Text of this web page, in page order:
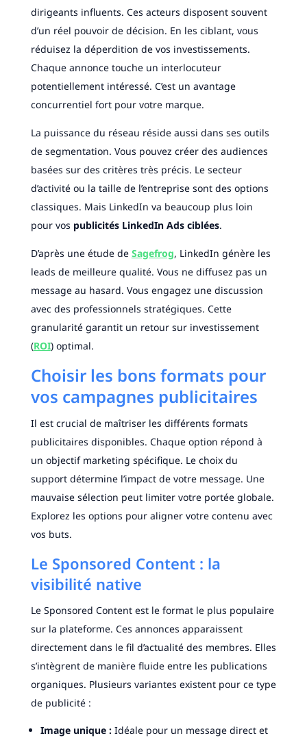
dirigeants influents. Ces acteurs disposent souvent
d’un réel pouvoir de décision. En les ciblant, vous
réduisez la déperdition de vos investissements.
Chaque annonce touche un interlocuteur
potentiellement intéressé. C’est un avantage
concurrentiel fort pour votre marque.
La puissance du réseau réside aussi dans ses outils
de segmentation. Vous pouvez créer des audiences
basées sur des critères très précis. Le secteur
d’activité ou la taille de l’entreprise sont des options
classiques. Mais LinkedIn va beaucoup plus loin
pour vos publicités LinkedIn Ads ciblées.
D’après une étude de Sagefrog, LinkedIn génère les
leads de meilleure qualité. Vous ne diffusez pas un
message au hasard. Vous engagez une discussion
avec des professionnels stratégiques. Cette
granularité garantit un retour sur investissement
(ROI) optimal.
Choisir les bons formats pour
vos campagnes publicitaires
Il est crucial de maîtriser les différents formats
publicitaires disponibles. Chaque option répond à
un objectif marketing spécifique. Le choix du
support détermine l’impact de votre message. Une
mauvaise sélection peut limiter votre portée globale.
Explorez les options pour aligner votre contenu avec
vos buts.
Le Sponsored Content : la
visibilité native
Le Sponsored Content est le format le plus populaire
sur la plateforme. Ces annonces apparaissent
directement dans le fil d’actualité des membres. Elles
s’intègrent de manière fluide entre les publications
organiques. Plusieurs variantes existent pour ce type
de publicité :
Image unique :Idéale pour un message direct et